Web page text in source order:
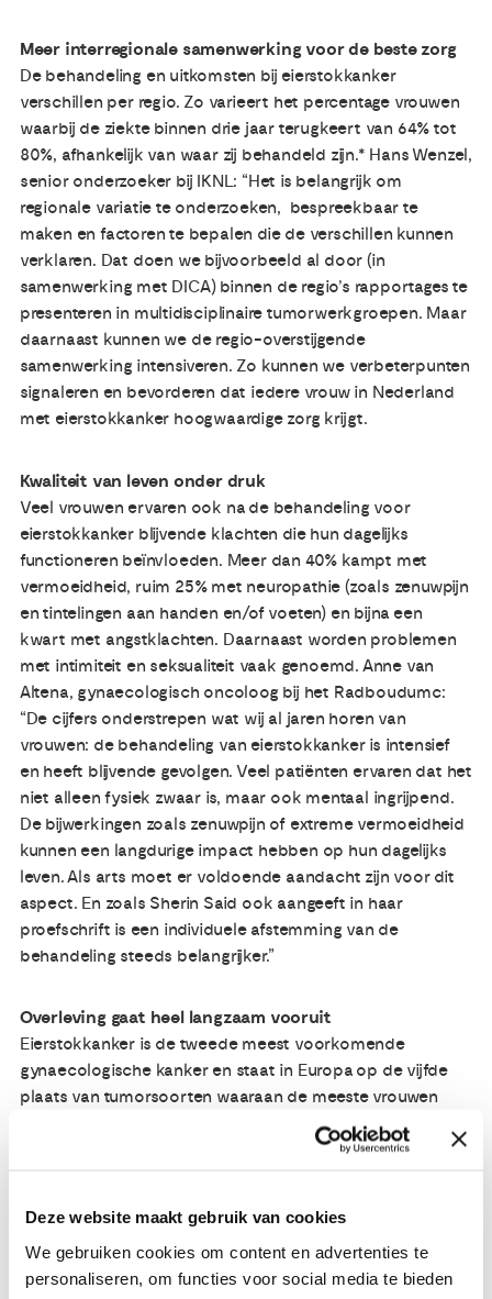
Deze website maakt gebruik van cookies
We gebruiken cookies om content en advertenties te
personaliseren, om functies voor social media te bieden
Meer interregionale samenwerking voor de beste zorg
De behandeling en uitkomsten bij eierstokkanker
verschillen per regio. Zo varieert het percentage vrouwen
waarbij de ziekte binnen drie jaar terugkeert van 64% tot
80%, afhankelijk van waar zij behandeld zijn.* Hans Wenzel,
senior onderzoeker bij IKNL: “Het is belangrijk om
regionale variatie te onderzoeken, bespreekbaar te
maken en factoren te bepalen die de verschillen kunnen
verklaren. Dat doen we bijvoorbeeld al door (in
samenwerking met DICA) binnen de regio’s rapportages te
presenteren in multidisciplinaire tumorwerkgroepen. Maar
daarnaast kunnen we de regio-overstijgende
samenwerking intensiveren. Zo kunnen we verbeterpunten
signaleren en bevorderen dat iedere vrouw in Nederland
met eierstokkanker hoogwaardige zorg krijgt.
Kwaliteit van leven onder druk
Veel vrouwen ervaren ook na de behandeling voor
eierstokkanker blijvende klachten die hun dagelijks
functioneren beïnvloeden. Meer dan 40% kampt met
vermoeidheid, ruim 25% met neuropathie (zoals zenuwpijn
en tintelingen aan handen en/of voeten) en bijna een
kwart met angstklachten. Daarnaast worden problemen
met intimiteit en seksualiteit vaak genoemd. Anne van
Altena, gynaecologisch oncoloog bij het Radboudumc:
“De cijfers onderstrepen wat wij al jaren horen van
vrouwen: de behandeling van eierstokkanker is intensief
en heeft blijvende gevolgen. Veel patiënten ervaren dat het
niet alleen fysiek zwaar is, maar ook mentaal ingrijpend.
De bijwerkingen zoals zenuwpijn of extreme vermoeidheid
kunnen een langdurige impact hebben op hun dagelijks
leven. Als arts moet er voldoende aandacht zijn voor dit
aspect. En zoals Sherin Said ook aangeeft in haar
proefschrift is een individuele afstemming van de
behandeling steeds belangrijker.”
Overleving gaat heel langzaam vooruit
Eierstokkanker is de tweede meest voorkomende
gynaecologische kanker en staat in Europa op de vijfde
plaats van tumorsoorten waaraan de meeste vrouwen
doodgaan. Dat komt doordat de ziekte pas laat klachten
geeft, wat ervoor zorgt dat bij 83% van de patiënten de
betekent dat een tweesporenbeleid van belang is: kijken
wat er nog mogelijk is met behandelingen, maar ook tijdig
starten met de inzet van palliatieve zorg. Dus aandacht